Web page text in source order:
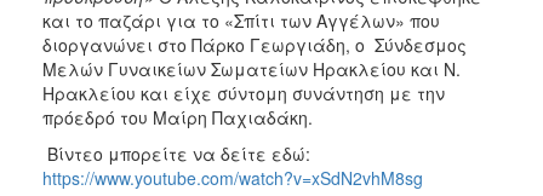
και το παζάρι για το «Σπίτι των Αγγέλων» που
διοργανώνει στο Πάρκο Γεωργιάδη, ο Σύνδεσμος
Μελών Γυναικείων Σωματείων Ηρακλείου και Ν.
Ηρακλείου και είχε σύντομη συνάντηση με την
πρόεδρό του Μαίρη Παχιαδάκη.
Βίντεο μπορείτε να δείτε εδώ:
https://www.youtube.com/watch?v=xSdN2vhM8sg